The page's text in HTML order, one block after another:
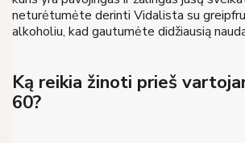
neturėtumėte derinti Vidalista su
alkoholiu, kad gautumėte didžiausią
Ką reikia žinoti prieš
60?